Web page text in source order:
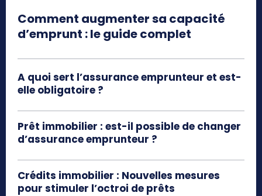
Comment augmenter sa capacité
d’emprunt : le guide complet
A quoi sert l’assurance emprunteur et est-
elle obligatoire ?
Prêt immobilier : est-il possible de changer
d’assurance emprunteur ?
Crédits immobilier : Nouvelles mesures
pour stimuler l’octroi de prêts